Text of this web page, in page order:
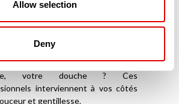
Allow selection
Deny
Alzheimer-) à votre domicile et
malade.
besoin d'appui pour votre
votre douche ? Ces
interviennent à vos côtés
et gentillesse.